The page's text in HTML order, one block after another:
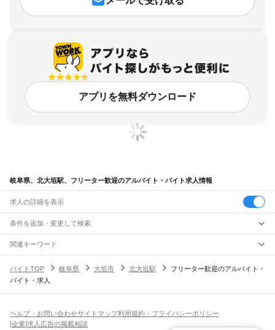
アプリを無料ダウンロード
岐阜県、北大垣駅、フリーター歓迎のアルバイト・バイト求人情報
求人の詳細を表示
条件を追加・変更して検索
市区町村を追加・変更
岐阜県すべて
岐阜市
駅を追加・変更
JR高山本線
職種を追加・変更
飲食・フードサービスすべて
ホールスタッフキッチンスタッフ
人気
雇用形態を追加・変更
関連キーワード
バイトTOP
岐阜県 大垣市 北大垣駅
フリーター歓迎のアルバイト・
バイト・求人
ヘルプ・お問い合わせサイトマップ利用規約・プライバシーポリシー
[企業]求人広告の掲載相談